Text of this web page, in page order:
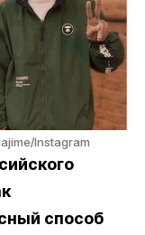
Instagram
способ